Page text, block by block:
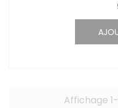
Affichage